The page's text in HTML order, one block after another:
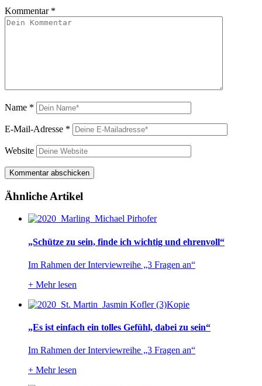
Kommentar *
Name *
E-Mail-Adresse *
Website
Ähnliche Artikel
„Schütze zu sein, finde ich wichtig und ehrenvoll“
Im Rahmen der Interviewreihe „3 Fragen an“
+ Mehr lesen
„Es ist einfach ein tolles Gefühl, dabei zu sein“
Im Rahmen der Interviewreihe „3 Fragen an“
+ Mehr lesen